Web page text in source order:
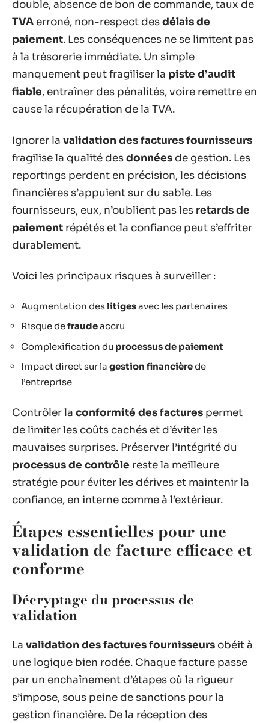
double, absence de bon de commande, taux de
TVA erroné, non-respect desdélais de
paiement. Les conséquences ne se limitent pas
à la trésorerie immédiate. Un simple
manquement peut fragiliser la piste d’audit
fiable, entraîner des pénalités, voire remettre en
cause la récupération de la TVA.
Ignorer la validation des factures fournisseurs
fragilise la qualité desdonnées de gestion. Les
reportings perdent en précision, les décisions
financières s’appuient sur du sable. Les
fournisseurs, eux, n’oublient pas les retards de
paiement répétés et la confiance peut s’effriter
durablement.
Voici les principaux risques à surveiller :
Augmentation deslitigesavec les partenaires
Risque defraudeaccru
Complexification du processus de paiement
Impact direct sur la gestion financièrede
l’entreprise
Contrôler la conformité des factures permet
de limiter les coûts cachés et d’éviter les
mauvaises surprises. Préserver l’intégrité du
processus de contrôle reste la meilleure
stratégie pour éviter les dérives et maintenir la
confiance, en interne comme à l’extérieur.
Étapes essentielles pour une
validation de facture efficace et
conforme
Décryptage du processus de
validation
La validation des factures fournisseurs obéit à
une logique bien rodée. Chaque facture passe
par un enchaînement d’étapes où la rigueur
s’impose, sous peine de sanctions pour la
gestion financière. De la réception des